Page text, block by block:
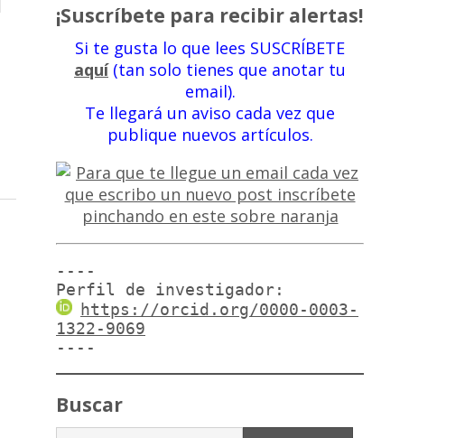
¡Suscríbete para recibir alertas!
Si te gusta lo que lees SUSCRÍBETE
aquí(tan solo tienes que anotar tu
email).
Te llegará un aviso cada vez que
publique nuevos artículos.
----
Perfil de investigador:
https://orcid.org/0000-0003-
1322-9069
----
Buscar